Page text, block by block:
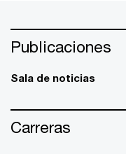
Publicaciones
Sala de noticias
Carreras